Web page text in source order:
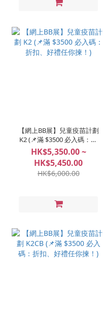
【網上BB展】兒童疫苗計劃
K2 (📌滿 $3500 必入碼：折
扣、好禮任你揀！)
HK$5,350.00 ~
HK$5,450.00
HK$6,000.00